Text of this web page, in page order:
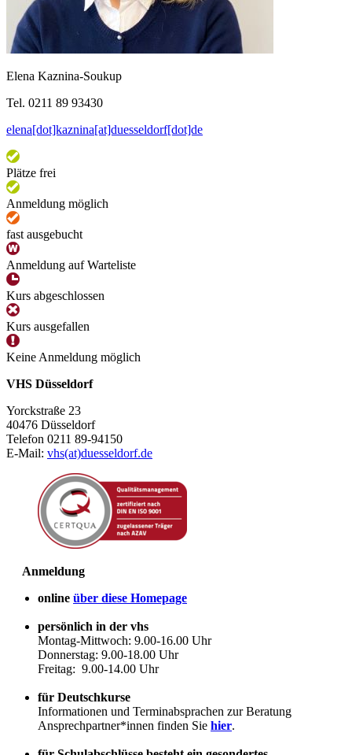
Elena Kaznina-Soukup
Tel. 0211 89 93430
elena[dot]kaznina[at]duesseldorf[dot]de
Plätze frei
Anmeldung möglich
fast ausgebucht
Anmeldung auf Warteliste
Kurs abgeschlossen
Kurs ausgefallen
Keine Anmeldung möglich
VHS Düsseldorf
Yorckstraße 23
40476 Düsseldorf
Telefon 0211 89-94150
E-Mail: vhs(at)duesseldorf.de
Anmeldung
online über diese Homepage
persönlich in der vhs
Montag-Mittwoch: 9.00-16.00 Uhr
Donnerstag: 9.00-18.00 Uhr
Freitag: 9.00-14.00 Uhr
für Deutschkurse
Informationen und Terminabsprachen zur Beratung
Ansprechpartner*innen finden Sie hier.